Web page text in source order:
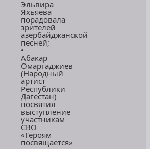
Эльвира
Яхьяева
порадовала
зрителей
азербайджанской
песней;
•
Абакар
Омаргаджиев
(Народный
артист
Республики
Дагестан)
посвятил
выступление
участникам
СВО
«Героям
посвящается»